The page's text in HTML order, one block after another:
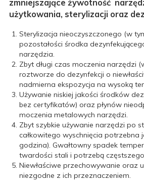
zmniejszające żywotność
użytkowania, sterylizacji oraz
Sterylizacja nieoczyszczonego (w
pozostałości środka
narzędzia.
Zbyt długi czas moczenia narzędzi
roztworze do dezynfekcji o
nadmierna ekspozycja na wysoką
Używanie niskiej jakości środków
bez certyfikatów) oraz płynów
moczenia metalowych narzędzi.
Zbyt szybkie używanie narzędzi po
całkowitego wyschnięcia potrzebna
godzina). Gwałtowny spadek
twardości stali i potrzebą
Niewłaściwe przechowywanie oraz
niezgodne z ich przeznaczeniem.